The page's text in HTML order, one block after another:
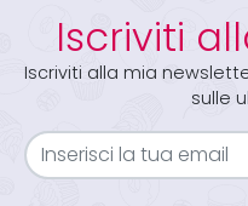
Iscriviti
Iscriviti alla mia
sulle